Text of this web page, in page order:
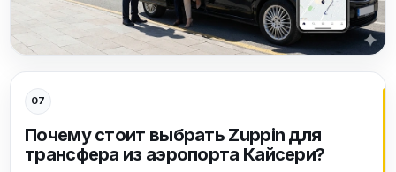
07
Почему стоит выбрать Zuppin для
трансфера из аэропорта Кайсери?